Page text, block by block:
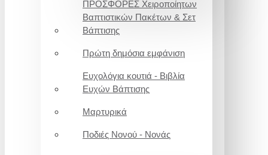
ΠΡΟΣΦΟΡΕΣ Χειροποίητων
Βαπτιστικών Πακέτων & Σετ
Βάπτισης
Πρώτη δημόσια εμφάνιση
Ευχολόγια κουτιά - Βιβλία
Ευχών Βάπτισης
Μαρτυρικά
Ποδιές Νονού - Νονάς